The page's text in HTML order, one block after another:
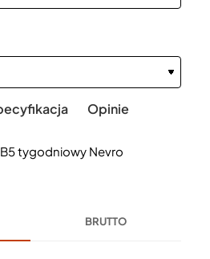
Opinie
tygodniowy Nevro
BRUTTO